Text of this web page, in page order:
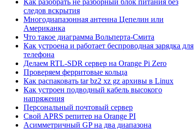
следов вскрытия
Многодиапазонная антенна Цепелин или
Американка
Что такое диаграмма Вольперта-Смита
Как устроена и работает беспроводная зарядка для
телефона
Делаем RTL-SDR сервер на Orange Pi Zero
Проверяем ферритовые кольца
Как распаковать tar bz2 xz gz архивы в Linux
Как устроен подводный кабель высокого
напряжения
Персональный почтовый сервер
Свой APRS репитер на Orange PI
Асимметричный GP на два диапазона